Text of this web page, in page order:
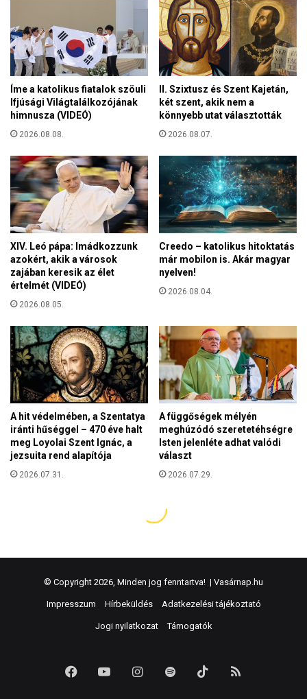
© Copyright 2026, Minden jog fenntartva! | Vasárnap.hu
Impresszum Hírbeküldés Adatkezelési tájékoztató
Jogi nyilatkozat Támogatók
FacebookYouTubeInstagram
Spotify TikTok